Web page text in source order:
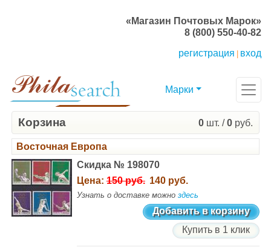
«Магазин Почтовых Марок»
8 (800) 550-40-82
регистрация
вход
Марки
Корзина 0 шт. /0 руб.
Восточная Европа
Скидка № 198070
Цена: 150 руб. 140 руб.
Узнать о доставке можно здесь
Добавить в корзину
Купить в 1 клик